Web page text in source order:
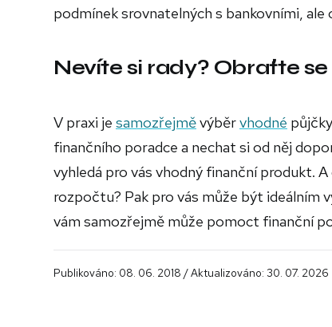
podmínek srovnatelných s bankovními,
Nevíte si rady? Obraťte
V praxi je samozřejměvýběrvhodné
finančního poradce a nechat si od něj
vyhledá pro vás vhodný finanční produkt.
rozpočtu? Pak pro vás může být ideálním
vám samozřejmě může pomoct finanční
Publikováno: 08. 06. 2018 / Aktualizováno: 30. 07. 2026